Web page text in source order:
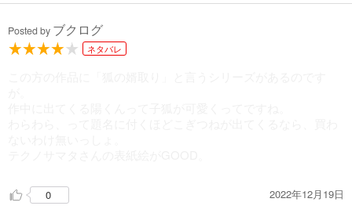
Posted by ブクログ
ネタバレ
0 2022年12月19日